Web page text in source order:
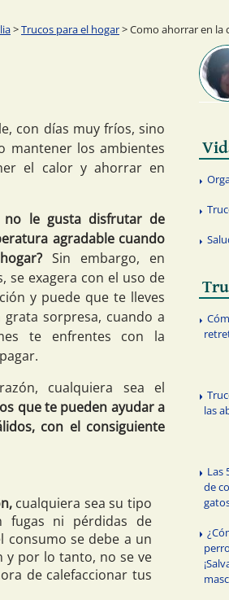
>Trucos para el hogar> Como ahorrar en la
con días muy fríos, sino
mantener los ambientes
el calor y ahorrar en
no le gusta disfrutar de
agradable cuando
Sin embargo, en
se exagera con el uso de
y puede que te lleves
grata sorpresa, cuando a
te enfrentes con la
cualquiera sea el
que te pueden ayudar a
con el consiguiente
cualquiera sea su tipo
fugas ni pérdidas de
consumo se debe a un
y por lo tanto, no se ve
de calefaccionar tus
las
Las
de